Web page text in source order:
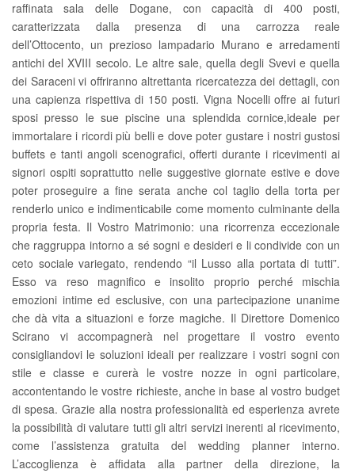
raffinata sala delle Dogane, con capacità di 400 posti,
caratterizzata dalla presenza di una carrozza reale
dell’Ottocento, un prezioso lampadario Murano e arredamenti
antichi del XVIII secolo. Le altre sale, quella degli Svevi e quella
dei Saraceni vi offriranno altrettanta ricercatezza dei dettagli, con
una capienza rispettiva di 150 posti. Vigna Nocelli offre ai futuri
sposi presso le sue piscine una splendida cornice,ideale per
immortalare i ricordi più belli e dove poter gustare i nostri gustosi
buffets e tanti angoli scenografici, offerti durante i ricevimenti ai
signori ospiti soprattutto nelle suggestive giornate estive e dove
poter proseguire a fine serata anche col taglio della torta per
renderlo unico e indimenticabile come momento culminante della
propria festa. Il Vostro Matrimonio: una ricorrenza eccezionale
che raggruppa intorno a sé sogni e desideri e li condivide con un
ceto sociale variegato, rendendo “il Lusso alla portata di tutti”.
Esso va reso magnifico e insolito proprio perché mischia
emozioni intime ed esclusive, con una partecipazione unanime
che dà vita a situazioni e forze magiche. Il Direttore Domenico
Scirano vi accompagnerà nel progettare il vostro evento
consigliandovi le soluzioni ideali per realizzare i vostri sogni con
stile e classe e curerà le vostre nozze in ogni particolare,
accontentando le vostre richieste, anche in base al vostro budget
di spesa. Grazie alla nostra professionalità ed esperienza avrete
la possibilità di valutare tutti gli altri servizi inerenti al ricevimento,
come l’assistenza gratuita del wedding planner interno.
L’accoglienza è affidata alla partner della direzione, la